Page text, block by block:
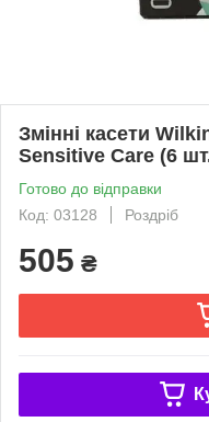
Змінні касети
Sensitive Care (6
Готово до відправки
Код: 03128
Роздріб
505 ₴